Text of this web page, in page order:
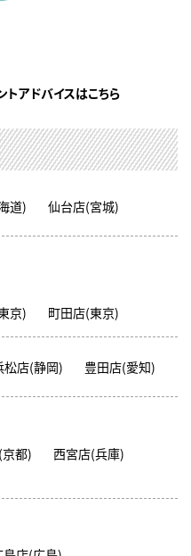
アドバイスはこちら
道) 仙台店(宮城)
京)
町田店(東京)
松店(静岡) 豊田店(愛知)
都)
西宮店(兵庫)